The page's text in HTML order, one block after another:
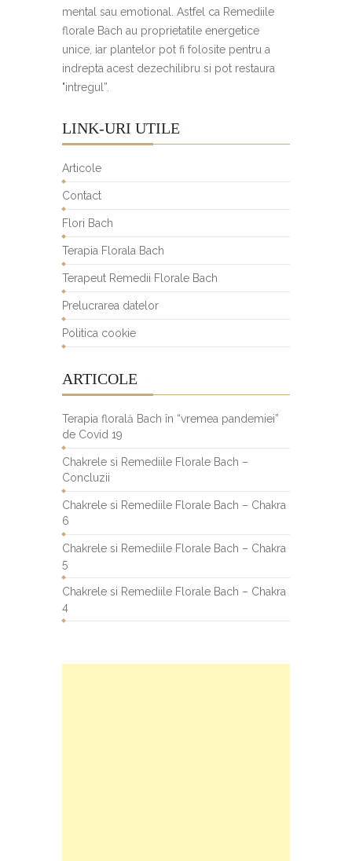
mental sau emotional. Astfel ca Remediile
florale Bach au proprietatile energetice
unice, iar plantelor pot fi folosite pentru a
indrepta acest dezechilibru si pot restaura
"intregul”.
LINK-URI UTILE
Articole
Contact
Flori Bach
Terapia Florala Bach
Terapeut Remedii Florale Bach
Prelucrarea datelor
Politica cookie
ARTICOLE
Terapia florală Bach în “vremea pandemiei”
de Covid 19
Chakrele si Remediile Florale Bach –
Concluzii
Chakrele si Remediile Florale Bach – Chakra
6
Chakrele si Remediile Florale Bach – Chakra
5
Chakrele si Remediile Florale Bach – Chakra
4